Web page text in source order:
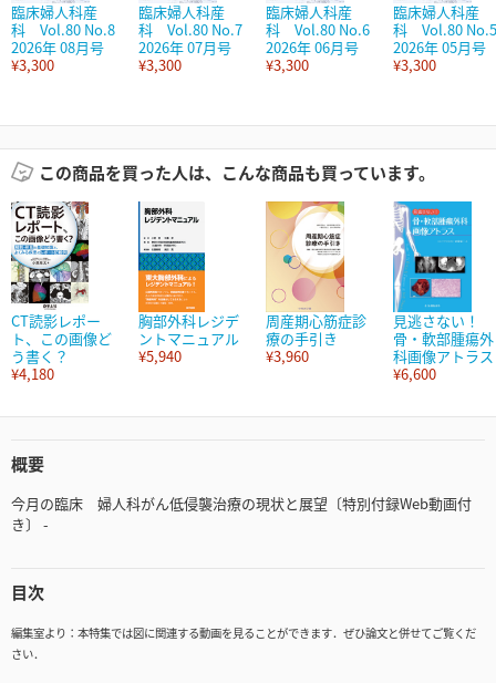
臨床婦人科産
科 Vol.80 No.8
2026年 08月号
¥3,300
臨床婦人科産
科 Vol.80 No.7
2026年 07月号
¥3,300
臨床婦人科産
科 Vol.80 No.6
2026年 06月号
¥3,300
臨床婦人科産
科 Vol.80 No.5
2026年 05月号
¥3,300
この商品を買った人は、こんな商品も買っています。
CT読影レポー
ト、この画像ど
う書く？
¥4,180
胸部外科レジデ
ントマニュアル
¥5,940
周産期心筋症診
療の手引き
¥3,960
見逃さない！
骨・軟部腫瘍外
科画像アトラス
¥6,600
概要
今月の臨床 婦人科がん低侵襲治療の現状と展望〔特別付録Web動画付
き〕 -
目次
編集室より：本特集では図に関連する動画を見ることができます．ぜひ論文と併せてご覧くだ
さい．